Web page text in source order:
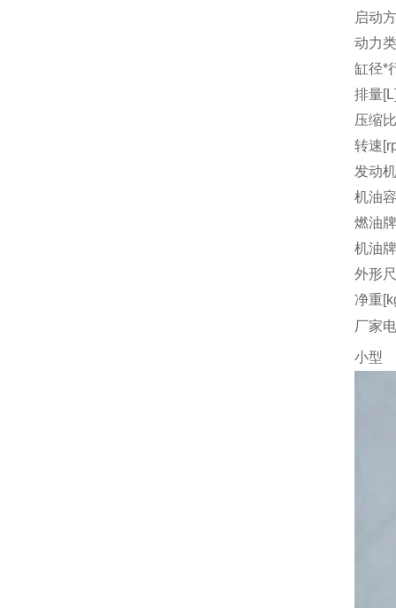
启动
动力
缸径*
排量
压缩比
转速
发动
机油
燃油
机油
外形
净重
厂家
小型